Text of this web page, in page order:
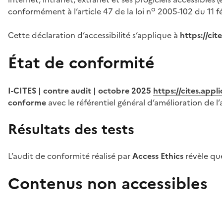
conformément à l’article 47 de la loi no 2005-102 du 11
Cette déclaration d’accessibilité s’applique à https://
État de conformité
I-CITES | contre audit | octobre 2025 https://
conforme avec le référentiel général d’amélioration de
Résultats des tests
L’audit de conformité réalisé parAccess Ethics révèle
Contenus non accessibles